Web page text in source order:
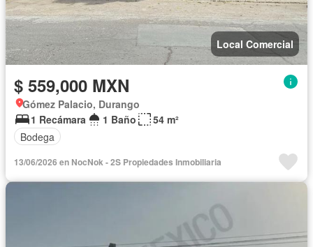
Local Comercial
$ 559,000 MXN
Gómez Palacio, Durango
1 Recámara
1 Baño
54 m²
Bodega
13/06/2026 en NocNok - 2S Propiedades Inmobiliaria